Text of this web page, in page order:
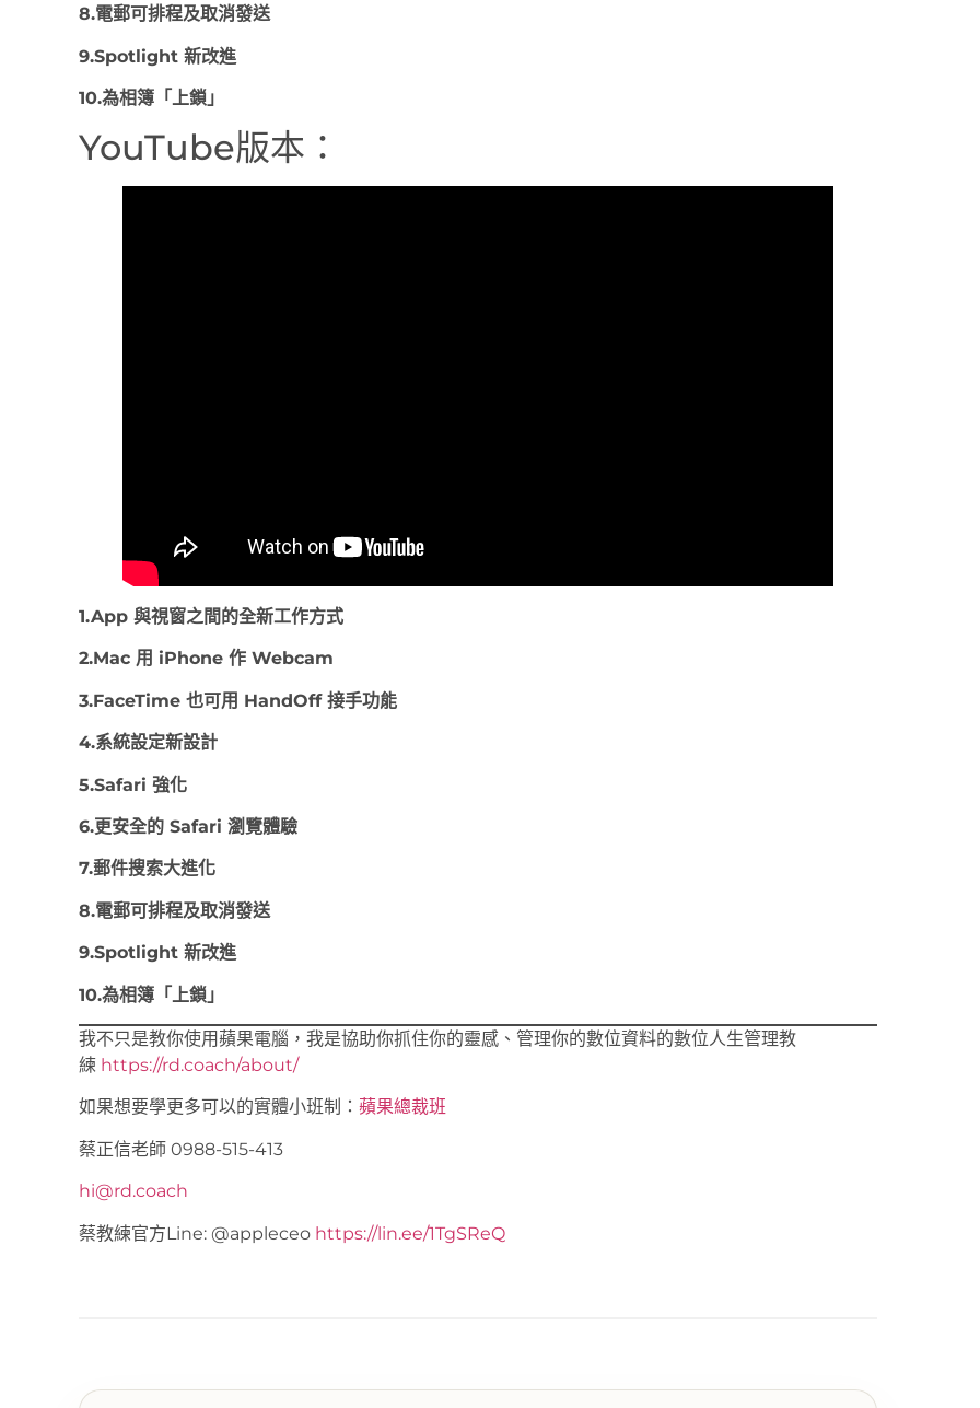
8.電郵可排程及取消發送
9.Spotlight 新改進
10.為相簿「上鎖」
YouTube版本：
1.App 與視窗之間的全新工作方式
2.Mac 用 iPhone 作 Webcam
3.FaceTime 也可用 HandOff 接手功能
4.系統設定新設計
5.Safari 強化
6.更安全的 Safari 瀏覽體驗
7.郵件搜索大進化
8.電郵可排程及取消發送
9.Spotlight 新改進
10.為相簿「上鎖」
我不只是教你使用蘋果電腦，我是協助你抓住你的靈感、管理你的數位資料的數位人生管理教
練 https://rd.coach/about/
如果想要學更多可以的實體小班制： 蘋果總裁班
蔡正信老師 0988-515-413
hi@rd.coach
蔡教練官方Line: @appleceo https://lin.ee/1TgSReQ